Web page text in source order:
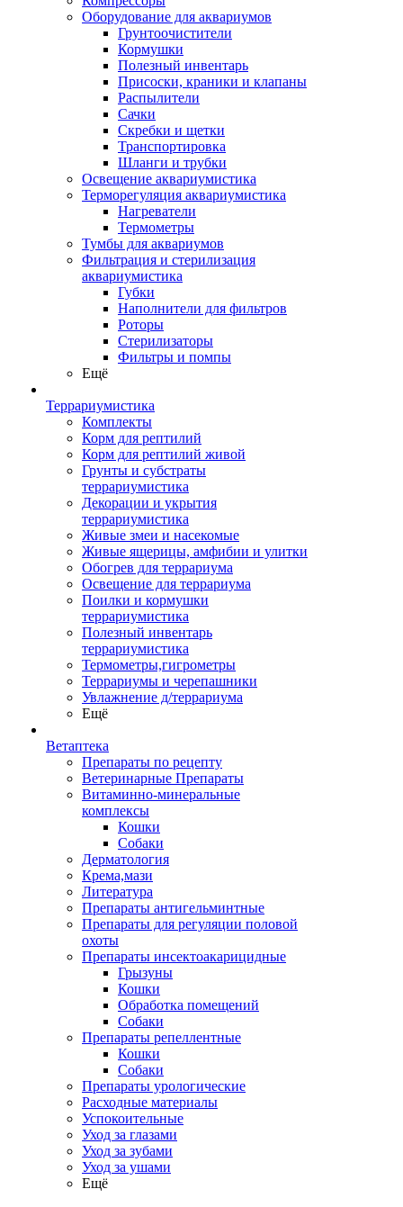
Оборудование для аквариумов
Грунтоочистители
Кормушки
Полезный инвентарь
Присоски, краники и клапаны
Распылители
Сачки
Скребки и щетки
Транспортировка
Шланги и трубки
Освещение аквариумистика
Терморегуляция аквариумистика
Нагреватели
Термометры
Тумбы для аквариумов
Фильтрация и стерилизация
аквариумистика
Губки
Наполнители для фильтров
Роторы
Стерилизаторы
Фильтры и помпы
Ещё
Террариумистика
Комплекты
Корм для рептилий
Корм для рептилий живой
Грунты и субстраты
террариумистика
Декорации и укрытия
террариумистика
Живые змеи и насекомые
Живые ящерицы, амфибии и улитки
Обогрев для террариума
Освещение для террариума
Поилки и кормушки
террариумистика
Полезный инвентарь
террариумистика
Термометры,гигрометры
Террариумы и черепашники
Увлажнение д/террариума
Ещё
Ветаптека
Препараты по рецепту
Ветеринарные Препараты
Витаминно-минеральные
комплексы
Кошки
Собаки
Дерматология
Крема,мази
Литература
Препараты антигельминтные
Препараты для регуляции половой
охоты
Препараты инсектоакарицидные
Грызуны
Кошки
Обработка помещений
Собаки
Препараты репеллентные
Кошки
Собаки
Препараты урологические
Расходные материалы
Успокоительные
Уход за глазами
Уход за зубами
Уход за ушами
Ещё